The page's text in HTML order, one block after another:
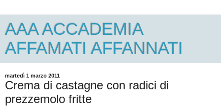
AAA ACCADEMIA
AFFAMATI AFFANNATI
martedì 1 marzo 2011
Crema di castagne con radici di
prezzemolo fritte